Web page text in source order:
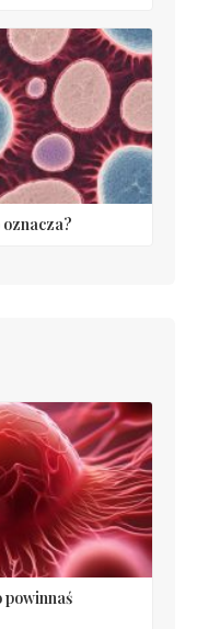
powinnaś